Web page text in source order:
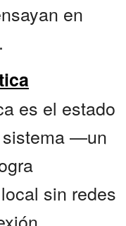
en
es el estado
sistema —un
sin redes